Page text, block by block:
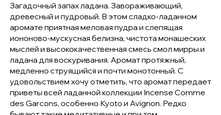
Загадочный запах ладана. Завораживающий,
древесный и пудровый. В этом сладко-ладанном
аромате приятная меловая пудра и слепящая
иононово-мускусная белизна, чистота монашеских
мыслей и высококачественная смесь смол мирры и
ладана для воскуривания. Аромат протяжный,
медленно струящийся и почти монотонный. С
удовольствием хочу отметить, что аромат передает
приветы всей ладанной коллекции Incense Comme
des Garcons, особенно Kyoto и Avignon. Редко